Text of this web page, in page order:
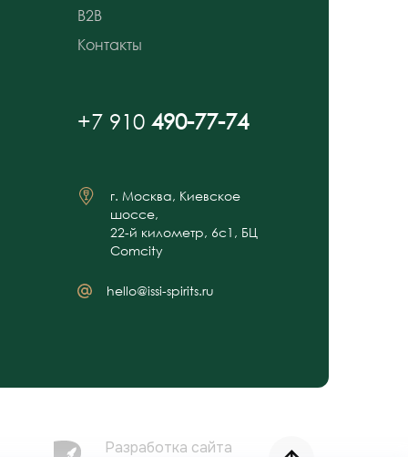
B2B
Контакты
+7 910 490-77-74
г. Москва, Киевское
шоссе,
22-й километр, 6с1, БЦ
Comcity
hello@issi-spirits.ru
Разработка сайта